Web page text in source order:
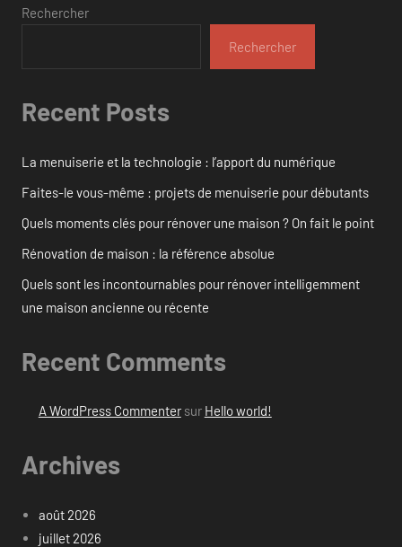
Rechercher
Rechercher
Recent Posts
La menuiserie et la technologie : l’apport du numérique
Faites-le vous-même : projets de menuiserie pour débutants
Quels moments clés pour rénover une maison ? On fait le point
Rénovation de maison : la référence absolue
Quels sont les incontournables pour rénover intelligemment
une maison ancienne ou récente
Recent Comments
A WordPress Commentersur Hello world!
Archives
août 2026
juillet 2026